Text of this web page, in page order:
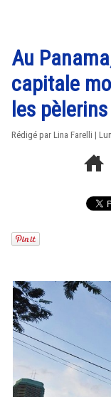
Au
capitale
les
Rédigé par Lina Farelli |